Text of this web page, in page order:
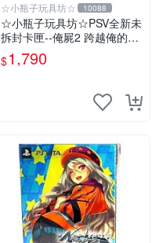
☆小瓶子玩具坊☆ 10088
☆小瓶子玩具坊☆PSV全新未
拆封卡匣--俺屍2 跨越俺的屍
體前進吧 限定版 (中文版)+特
典--漫畫特輯
$1,790